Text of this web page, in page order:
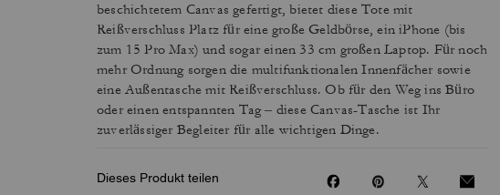
beschichtetem Canvas gefertigt, bietet diese Tote mit
Reißverschluss Platz für eine große Geldbörse, ein iPhone (bis
zum 15 Pro Max) und sogar einen 33 cm großen Laptop. Für noch
mehr Ordnung sorgen die multifunktionalen Innenfächer sowie
eine Außentasche mit Reißverschluss. Ob für den Weg ins Büro
oder einen entspannten Tag – diese Canvas-Tasche ist Ihr
zuverlässiger Begleiter für alle wichtigen Dinge.
Dieses Produkt teilen